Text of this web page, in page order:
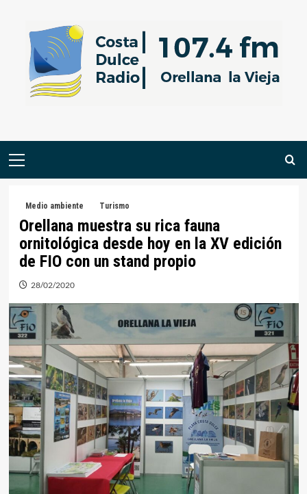
contenido
Menú
Medio ambiente Turismo
Orellana muestra su rica fauna
ornitológica desde hoy en la XV edición
de FIO con un stand propio
28/02/2020